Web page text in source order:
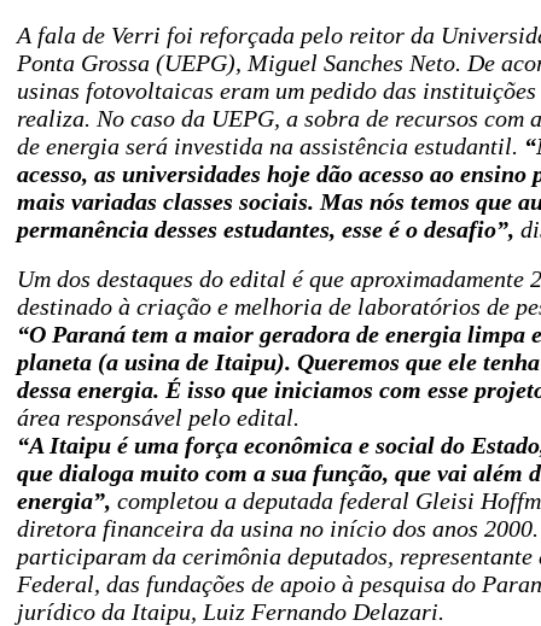
A fala de Verri foi reforçada pelo reitor da
Ponta Grossa (UEPG), Miguel Sanches Neto. De
usinas fotovoltaicas eram um pedido das instituições
realiza. No caso da UEPG, a sobra de recursos com
de energia será investida na assistência estudantil.
acesso, as universidades hoje dão acesso ao ensino
mais variadas classes sociais. Mas nós temos que
permanência desses estudantes, esse é o desafio”,
Um dos destaques do edital é que aproximadamente
destinado à criação e melhoria de laboratórios de
“O Paraná tem a maior geradora de energia limpa
planeta (a usina de Itaipu). Queremos que ele
dessa energia. É isso que iniciamos com esse
área responsável pelo edital.
“A Itaipu é uma força econômica e social do
que dialoga muito com a sua função, que vai além
energia”, completou a deputada federal Gleisi
diretora financeira da usina no início dos anos 2000.
participaram da cerimônia deputados,
Federal, das fundações de apoio à pesquisa do
jurídico da Itaipu, Luiz Fernando Delazari.